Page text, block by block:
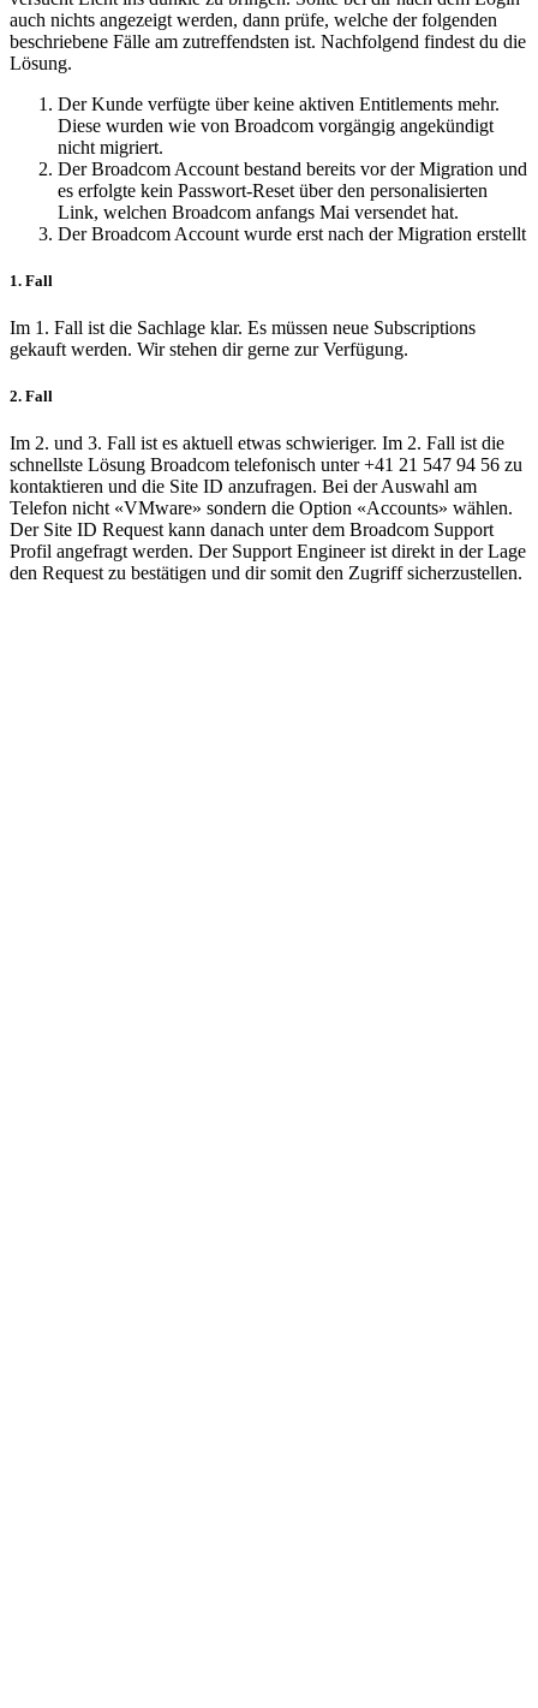
auch nichts angezeigt werden, dann prüfe, welche der folgenden
beschriebene Fälle am zutreffendsten ist. Nachfolgend findest du die
Lösung.
Der Kunde verfügte über keine aktiven Entitlements mehr.
Diese wurden wie von Broadcom vorgängig angekündigt
nicht migriert.
Der Broadcom Account bestand bereits vor der Migration und
es erfolgte kein Passwort-Reset über den personalisierten
Link, welchen Broadcom anfangs Mai versendet hat.
Der Broadcom Account wurde erst nach der Migration erstellt
1. Fall
Im 1. Fall ist die Sachlage klar. Es müssen neue Subscriptions
gekauft werden. Wir stehen dir gerne zur Verfügung.
2. Fall
Im 2. und 3. Fall ist es aktuell etwas schwieriger. Im 2. Fall ist die
schnellste Lösung Broadcom telefonisch unter +41 21 547 94 56 zu
kontaktieren und die Site ID anzufragen. Bei der Auswahl am
Telefon nicht «VMware» sondern die Option «Accounts» wählen.
Der Site ID Request kann danach unter dem Broadcom Support
Profil angefragt werden. Der Support Engineer ist direkt in der Lage
den Request zu bestätigen und dir somit den Zugriff sicherzustellen.